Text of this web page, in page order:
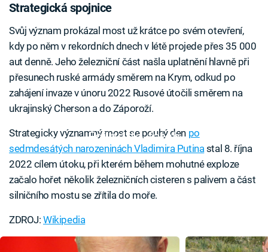
Strategická spojnice
Svůj význam prokázal most už krátce po svém otevření,
kdy po něm v rekordních dnech v létě projede přes 35 000
aut denně. Jeho železniční část našla uplatnění hlavně při
přesunech ruské armády směrem na Krym, odkud po
zahájení invaze v únoru 2022 Rusové útočili směrem na
ukrajinský Cherson a do Záporoží.
Failed to fetch
Strategicky významný most se pouhý den po
sedmdesátých narozeninách Vladimira Putina stal 8. října
2022 cílem útoku, při kterém během mohutné exploze
začalo hořet několik železničních cisteren s palivem a část
silničního mostu se zřítila do moře.
ZDROJ:Wikipedia